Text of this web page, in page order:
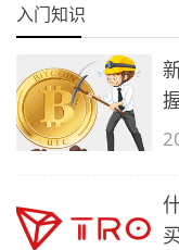
入门知识